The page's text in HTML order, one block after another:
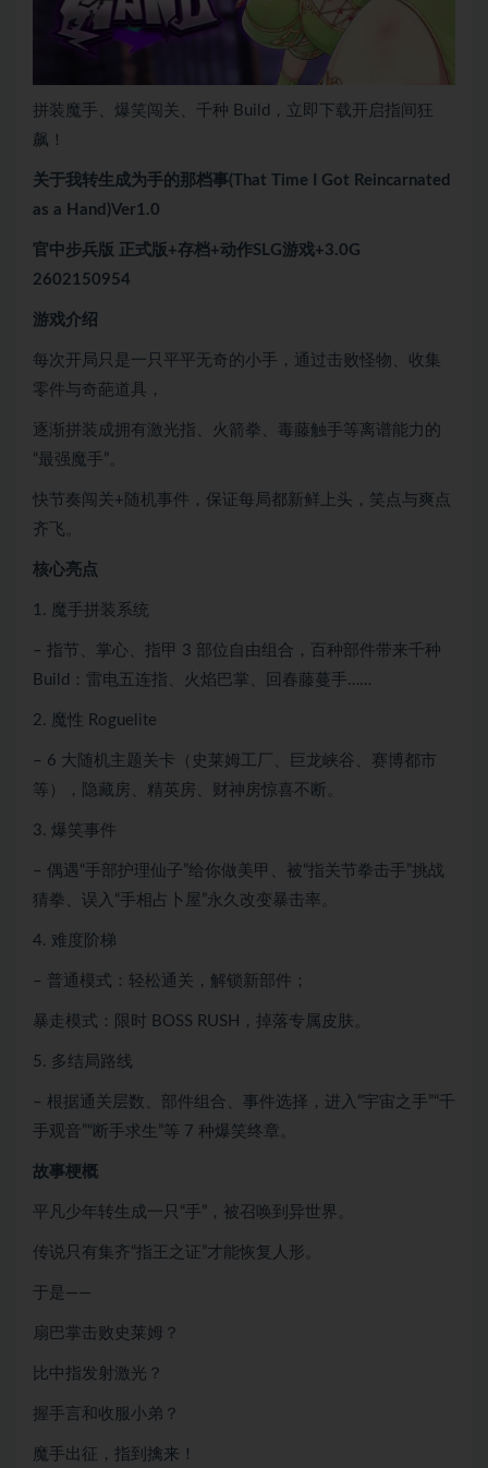
拼装魔手、爆笑闯关、千种 Build，立即下载开启指间狂
飙！
关于我转生成为手的那档事(That Time I Got Reincarnated
as a Hand)Ver1.0
官中步兵版 正式版+存档+动作SLG游戏+3.0G
2602150954
游戏介绍
每次开局只是一只平平无奇的小手，通过击败怪物、收集
零件与奇葩道具，
逐渐拼装成拥有激光指、火箭拳、毒藤触手等离谱能力的
“最强魔手”。
快节奏闯关+随机事件，保证每局都新鲜上头，笑点与爽点
齐飞。
核心亮点
1. 魔手拼装系统
– 指节、掌心、指甲 3 部位自由组合，百种部件带来千种
Build：雷电五连指、火焰巴掌、回春藤蔓手……
2. 魔性 Roguelite
– 6 大随机主题关卡（史莱姆工厂、巨龙峡谷、赛博都市
等），隐藏房、精英房、财神房惊喜不断。
3. 爆笑事件
– 偶遇“手部护理仙子”给你做美甲、被“指关节拳击手”挑战
猜拳、误入“手相占卜屋”永久改变暴击率。
4. 难度阶梯
– 普通模式：轻松通关，解锁新部件；
暴走模式：限时 BOSS RUSH，掉落专属皮肤。
5. 多结局路线
– 根据通关层数、部件组合、事件选择，进入“宇宙之手”“千
手观音”“断手求生”等 7 种爆笑终章。
故事梗概
平凡少年转生成一只“手”，被召唤到异世界。
传说只有集齐“指王之证”才能恢复人形。
于是——
扇巴掌击败史莱姆？
比中指发射激光？
握手言和收服小弟？
魔手出征，指到擒来！